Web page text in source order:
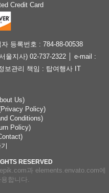
Credit Card
등록번호 : 784-88-00538
울지사) 02-737-2322 │ e-mail :
보관리 책임 : 탑여행사 IT
Us)
Policy)
Conditions)
Policy)
RESERVED
과 elements.envato.com에
합니다.